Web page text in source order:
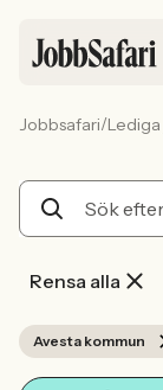
Arbetsliv och
Jobbsafari/
Rensa alla
Avesta kommun